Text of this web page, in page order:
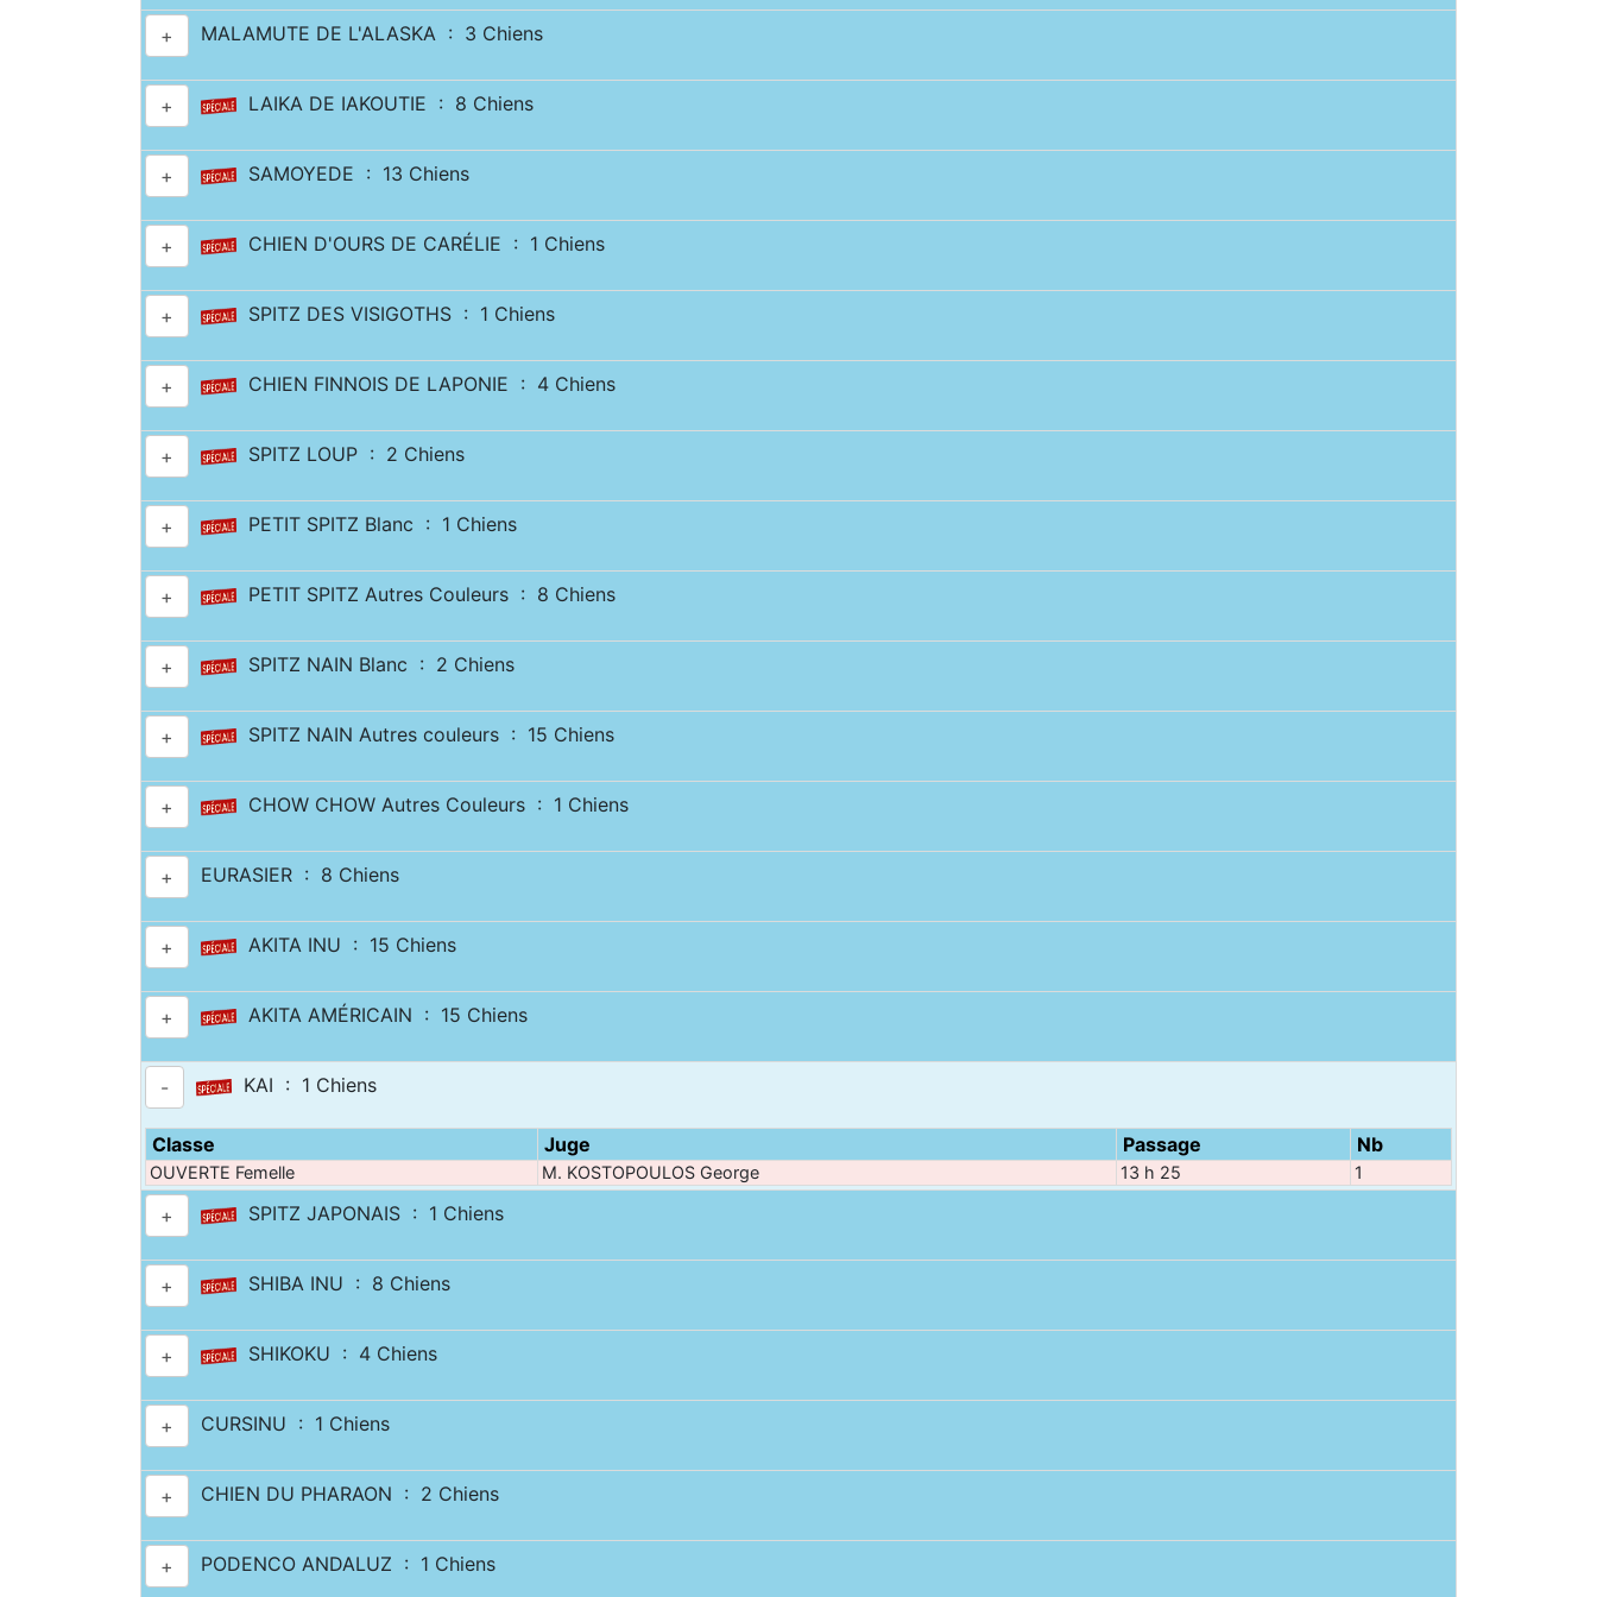
+ MALAMUTE DE L'ALASKA : 3 Chiens
+ LAIKA DE IAKOUTIE : 8 Chiens
+ SAMOYEDE : 13 Chiens
+ CHIEN D'OURS DE CARÉLIE : 1 Chiens
+ SPITZ DES VISIGOTHS : 1 Chiens
+ CHIEN FINNOIS DE LAPONIE : 4 Chiens
+ SPITZ LOUP : 2 Chiens
+ PETIT SPITZ Blanc : 1 Chiens
+ PETIT SPITZ Autres Couleurs : 8 Chiens
+ SPITZ NAIN Blanc : 2 Chiens
+ SPITZ NAIN Autres couleurs : 15 Chiens
+ CHOW CHOW Autres Couleurs : 1 Chiens
+ EURASIER : 8 Chiens
+ AKITA INU : 15 Chiens
+ AKITA AMÉRICAIN : 15 Chiens
- KAI : 1 Chiens
Classe Juge Passage Nb
OUVERTE Femelle M. KOSTOPOULOS George 13 h 25 1
+ SPITZ JAPONAIS : 1 Chiens
+ SHIBA INU : 8 Chiens
+ SHIKOKU : 4 Chiens
+ CURSINU : 1 Chiens
+ CHIEN DU PHARAON : 2 Chiens
+ PODENCO ANDALUZ : 1 Chiens